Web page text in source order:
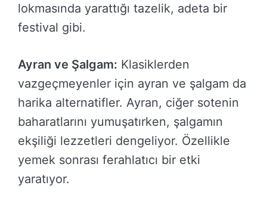
lokmasında yarattığı tazelik, adeta bir
festival gibi.
Ayran ve Şalgam: Klasiklerden
vazgeçmeyenler için ayran ve şalgam da
harika alternatifler. Ayran, ciğer sotenin
baharatlarını yumuşatırken, şalgamın
ekşiliği lezzetleri dengeliyor. Özellikle
yemek sonrası ferahlatıcı bir etki
yaratıyor.